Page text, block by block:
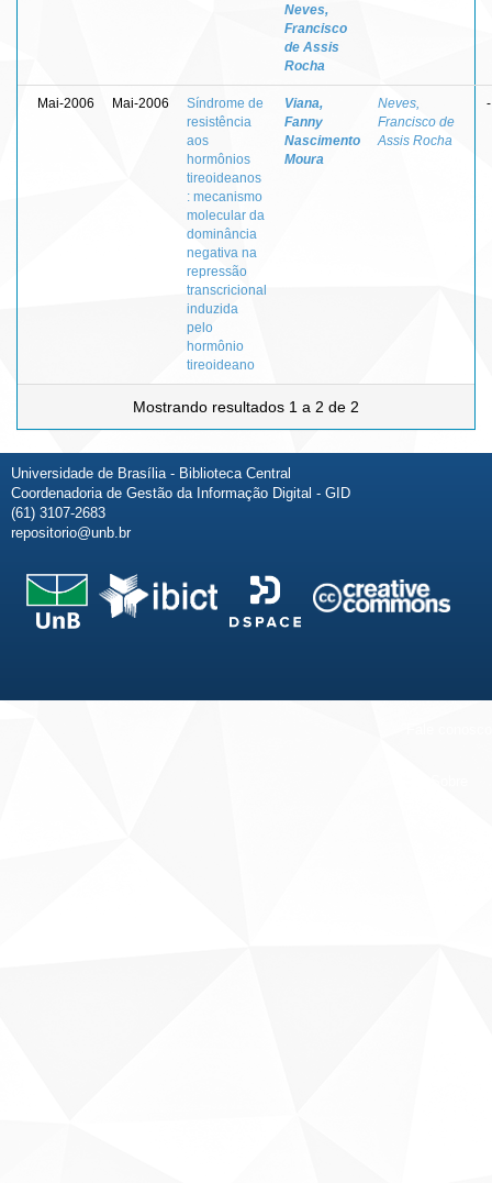
Neves,
Francisco
de Assis
Rocha
Mai-2006 Mai-2006
Síndrome de
resistência
aos
hormônios
tireoideanos
: mecanismo
molecular da
dominância
negativa na
repressão
transcricional
induzida
pelo
hormônio
tireoideano
Viana,
Fanny
Nascimento
Moura
Neves,
Francisco de
Assis Rocha
-
Mostrando resultados 1 a 2 de 2
Universidade de Brasília - Biblioteca Central
Coordenadoria de Gestão da Informação Digital - GID
(61) 3107-2683
repositorio@unb.br